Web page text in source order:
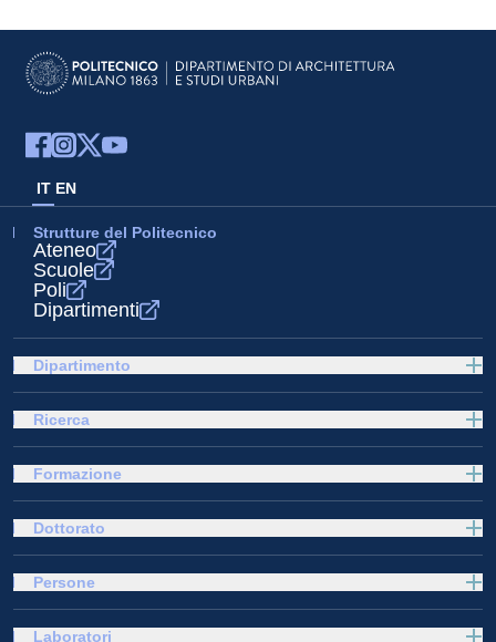
IT EN
Strutture del Politecnico
Ateneo
Scuole
Poli
Dipartimenti
Dipartimento
Ricerca
Formazione
Dottorato
Persone
Laboratori